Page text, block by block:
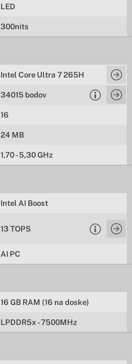
LED
300nits
Intel Core Ultra 7 265H
34015 bodov
16
24 MB
1,70 - 5,30 GHz
Intel AI Boost
13 TOPS
AI PC
16 GB RAM (16 na doske)
LPDDR5x - 7500MHz